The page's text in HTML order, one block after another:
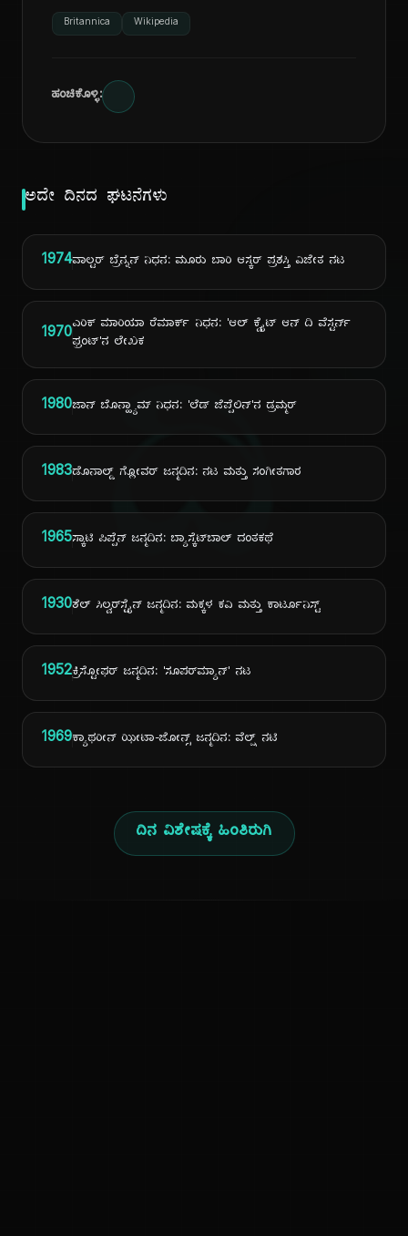
ದಿ
Britannica Wikipedia
ಹಂಚಿಕೊಳ್ಳಿ:
ಅದೇ ದಿನದ ಘಟನೆಗಳು
1974ವಾಲ್ಟರ್ ಬ್ರೆನ್ನನ್ ನಿಧನ: ಮೂರು ಬಾರಿ ಆಸ್ಕರ್ ಪ್ರಶಸ್ತಿ ವಿಜೇತ ನಟ
1970ಎರಿಕ್ ಮಾರಿಯಾ ರೆಮಾರ್ಕ್ ನಿಧನ: 'ಆಲ್ ಕ್ವೈಟ್ ಆನ್ ದಿ ವೆಸ್ಟರ್ನ್
ಫ್ರಂಟ್'ನ ಲೇಖಕ
1980ಜಾನ್ ಬೊನ್ಹ್ಯಾಮ್ ನಿಧನ: 'ಲೆಡ್ ಜೆಪ್ಪೆಲಿನ್'ನ ಡ್ರಮ್ಮರ್
1983ಡೊನಾಲ್ಡ್ ಗ್ಲೋವರ್ ಜನ್ಮದಿನ: ನಟ ಮತ್ತು ಸಂಗೀತಗಾರ
1965ಸ್ಕಾಟಿ ಪಿಪ್ಪೆನ್ ಜನ್ಮದಿನ: ಬ್ಯಾಸ್ಕೆಟ್‌ಬಾಲ್ ದಂತಕಥೆ
1930ಶೆಲ್ ಸಿಲ್ವರ್‌ಸ್ಟೈನ್ ಜನ್ಮದಿನ: ಮಕ್ಕಳ ಕವಿ ಮತ್ತು ಕಾರ್ಟೂನಿಸ್ಟ್
1952ಕ್ರಿಸ್ಟೋಫರ್ ಜನ್ಮದಿನ: 'ಸೂಪರ್‌ಮ್ಯಾನ್' ನಟ
1969ಕ್ಯಾಥರೀನ್ ಝೀಟಾ-ಜೋನ್ಸ್ ಜನ್ಮದಿನ: ವೆಲ್ಷ್ ನಟಿ
ದಿನ ವಿಶೇಷಕ್ಕೆ ಹಿಂತಿರುಗಿ